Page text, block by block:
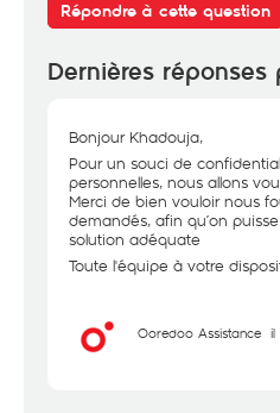
Répondre à cette question
Dernières réponses
Bonjour Khadouja,
Pour un souci de
personnelles, nous allons
Merci de bien vouloir nous
demandés, afin qu’on
solution adéquate
Toute l'équipe à votre
Ooredoo Assistance il